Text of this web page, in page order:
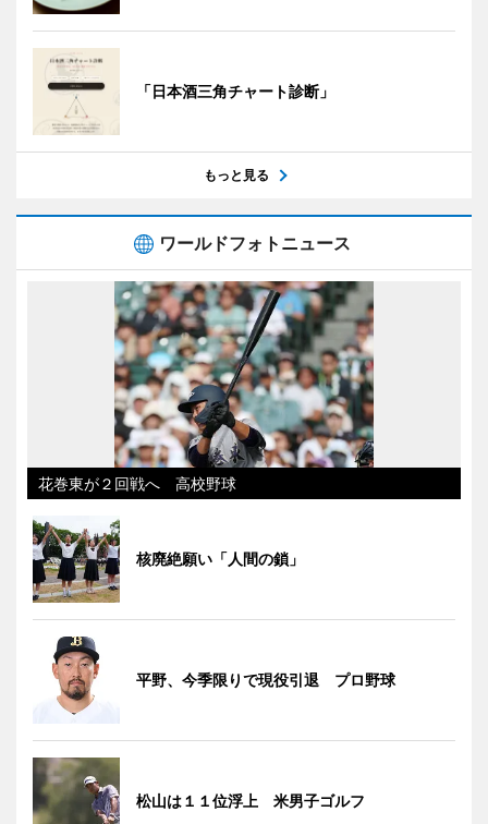
「日本酒三角チャート診断」
もっと見る
ワールドフォトニュース
花巻東が２回戦へ 高校野球
核廃絶願い「人間の鎖」
平野、今季限りで現役引退 プロ野球
松山は１１位浮上 米男子ゴルフ